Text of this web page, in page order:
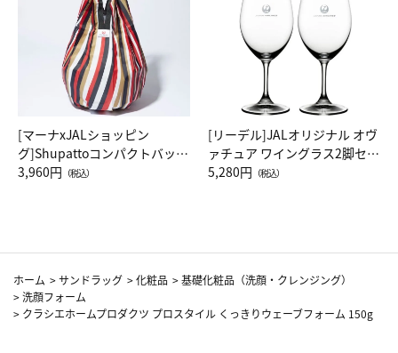
[マーナxJALショッピン
グ]Shupattoコンパクトバッグ
Drop JAL客室乗務員（LC）ス
3,960円 （税込）
[リーデル]JALオリジナル オヴ
ァチュア ワイングラス2脚セッ
ト（レッドワイン）
5,280円 （税込）
ホーム >サンドラッグ >化粧品 >基礎化粧品（洗顔・クレンジング）
>洗顔フォーム
> クラシエホームプロダクツ プロスタイル くっきりウェーブフォーム 150g